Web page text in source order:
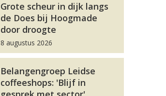
Grote scheur in dijk langs
de Does bij Hoogmade
door droogte
8 augustus 2026
Belangengroep Leidse
coffeeshops: 'Blijf in